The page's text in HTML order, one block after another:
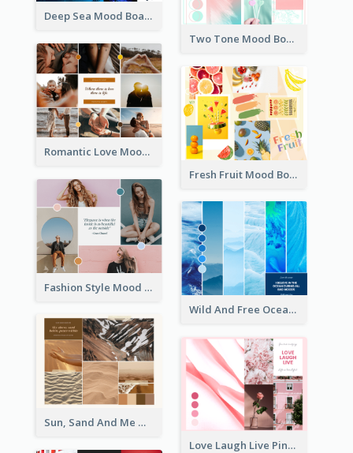
Deep Sea Mood Board
Two Tone Mood Board
Romantic Love Mood Board
Fresh Fruit Mood Board
Fashion Style Mood Board
Wild And Free Ocean Mood Board
Sun, Sand And Me Mood Board
Love Laugh Live Pink Mood Board